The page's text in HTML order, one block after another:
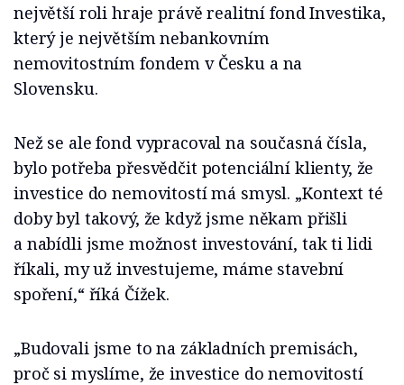
největší roli hraje právě realitní fond Investika,
který je největším nebankovním
nemovitostním fondem v Česku a na
Slovensku.
Než se ale fond vypracoval na současná čísla,
bylo potřeba přesvědčit potenciální klienty, že
investice do nemovitostí má smysl. „Kontext té
doby byl takový, že když jsme někam přišli
a nabídli jsme možnost investování, tak ti lidi
říkali, my už investujeme, máme stavební
spoření,“ říká Čížek.
„Budovali jsme to na základních premisách,
proč si myslíme, že investice do nemovitostí